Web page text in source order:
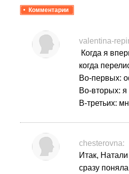
Комментарии
valentina-
Когда я
когда
Во-первых:
Во-вторых: я
В-третьих:
chesterovna:
Итак,
сразу